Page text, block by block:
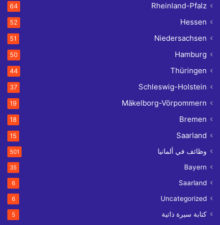
Rheinland-Pfalz
64
Hessen
52
Niedersachsen
51
Hamburg
50
Thüringen
44
Schleswig-Holstein
37
Mäkelborg-Vörpommern
19
Bremen
18
Saarland
15
وظائف في ألمانيا 501
Bayern
35
Saarland
6
Uncategorized
6
كتابة سيرة ذاتية 5